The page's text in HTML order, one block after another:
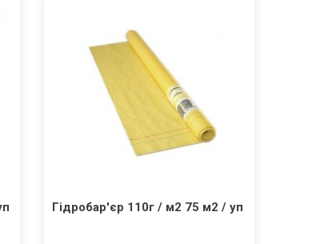
Гідробар'єр 110г / м2 75 м2 / уп